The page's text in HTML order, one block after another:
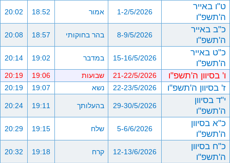
ט"ו באייר
ה'תשפ"ו
1-2/5/2026 אמור 18:52
20:02
כ"ב באייר
ה'תשפ"ו
8-9/5/2026 בהר בחוקותי 18:57
20:08
כ"ט באייר
ה'תשפ"ו
15-16/5/2026 במדבר 19:02
20:14
ו' בסיוון ה'תשפ"ו 21-22/5/2026 שבועות 19:06
20:19
ז' בסיוון ה'תשפ"ו 22-23/5/2026 נשא 19:07
20:19
י"ד בסיוון
ה'תשפ"ו
29-30/5/2026 בהעלותך 19:11
20:24
כ"א בסיוון
ה'תשפ"ו
5-6/6/2026 שלח 19:15
20:29
כ"ח בסיוון
ה'תשפ"ו
12-13/6/2026 קרח 19:18
20:32